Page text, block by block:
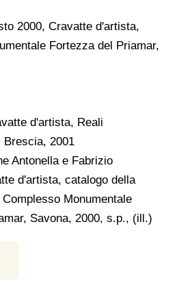
2000, Cravatte d'artista,
Fortezza del Priamar,
d'artista, Reali
Brescia, 2001
Antonella e Fabrizio
d'artista, catalogo della
Monumentale
Savona, 2000, s.p., (ill.)